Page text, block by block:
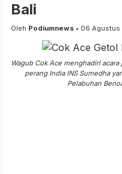
Bali
Oleh Podiumnews • 06 Agustus
Wagub Cok Ace menghadiri
perang India INS Sumedha
Pelabuhan